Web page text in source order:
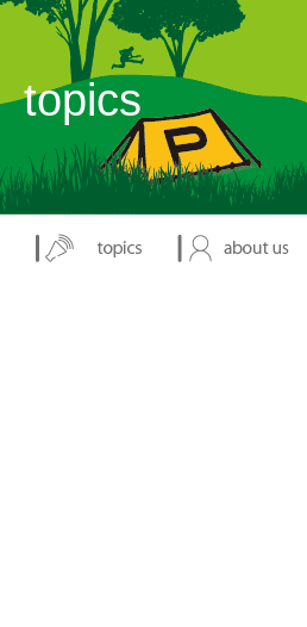
topics
表示：index.php